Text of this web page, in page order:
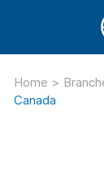
Home >
Canada